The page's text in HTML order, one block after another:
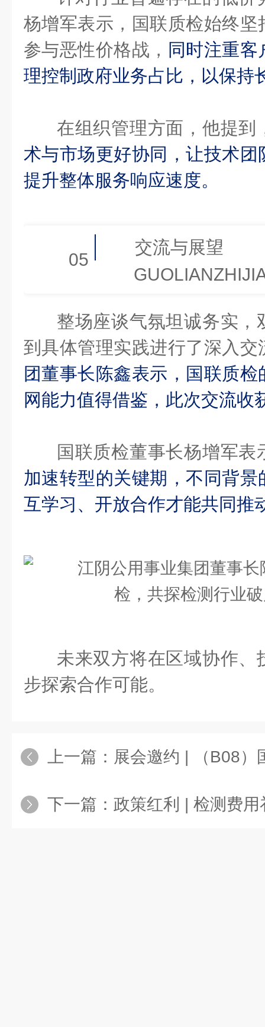
杨增军表示，国联质检始终
参与恶性价格战， 同时注重
理控制政府业务占比，以保持
在组织管理方面，他提到
术与市场更好协同，让技术
提升整体服务响应速度。
05
交流与展望
整场座谈气氛坦诚务实，
到具体管理实践进行了深入交
团董事长陈鑫表示，国联质
网能力值得借鉴，此次交流收
国联质检董事长杨增军表
加速转型的关键期，不同背
互学习、开放合作才能共同推
未来双方将在区域协作、
步探索合作可能。
上一篇： 展会邀约 | （B08）国联质检邀您参加第四届医
下一篇： 政策红利 | 检测费用补贴15%，